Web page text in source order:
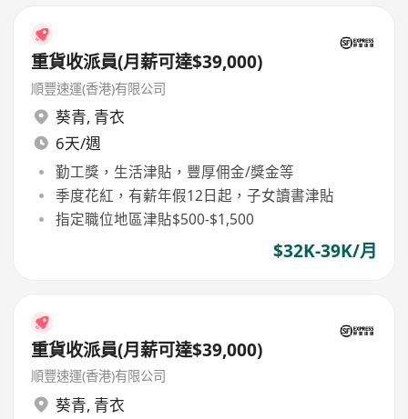
重貨收派員(月薪可達$39,000)
順豐速運(香港)有限公司
葵青, 青衣
6天/週
勤工獎，生活津貼，豐厚佣金/獎金等
季度花紅，有薪年假12日起，子女讀書津貼
指定職位地區津貼$500-$1,500
$32K-39K/月
重貨收派員(月薪可達$39,000)
順豐速運(香港)有限公司
葵青, 青衣